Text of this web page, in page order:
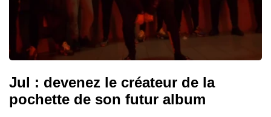
Jul : devenez le créateur de la
pochette de son futur album